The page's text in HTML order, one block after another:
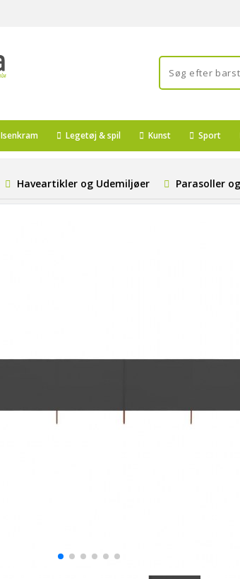
Isenkram Legetøj & spil Kunst Sport
Haveartikler og Udemiljøer Parasoller